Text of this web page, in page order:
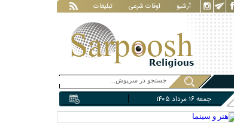
تبلیغات اوقات شرعی آرشیو
جمعه ۱۶ مرداد ۱۴۰۵